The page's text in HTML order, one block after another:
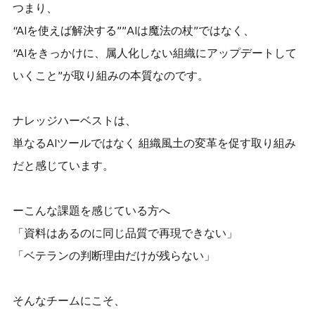
つまり、
“AIを使えば解決する””AIは魔法の杖”ではなく、
“AIをきっかけに、属人化しない組織にアップデートして
いくこと”が取り組みの本質なのです。
ナレッジハーベストは、
単なるAIツールではなく 組織風土の変革を促す取り組み
だと感じています。
ーこんな課題を感じている方へ
「資料はあるのに同じ品質で再現できない」
「ベテランの判断理由だけが残らない」
そんなチームにこそ、